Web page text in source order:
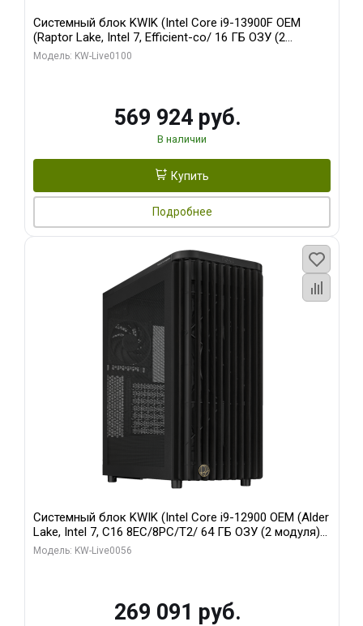
Системный блок KWIK (Intel Core i9-13900F OEM
(Raptor Lake, Intel 7, Efficient-co/ 16 ГБ ОЗУ (2
модуля)/ Afox RTX4090 24GB GDDR6X 384-Bit 3xDP
Модель: KW-Live0100
569 924 руб.
В наличии
Купить
Подробнее
Системный блок KWIK (Intel Core i9-12900 OEM (Alder
Lake, Intel 7, C16 8EC/8PC/T2/ 64 ГБ ОЗУ (2 модуля)/
Palit RTX5080 INFINITY 3 OC 16GB GDDR7 256bit 3xDP
Модель: KW-Live0056
269 091 руб.